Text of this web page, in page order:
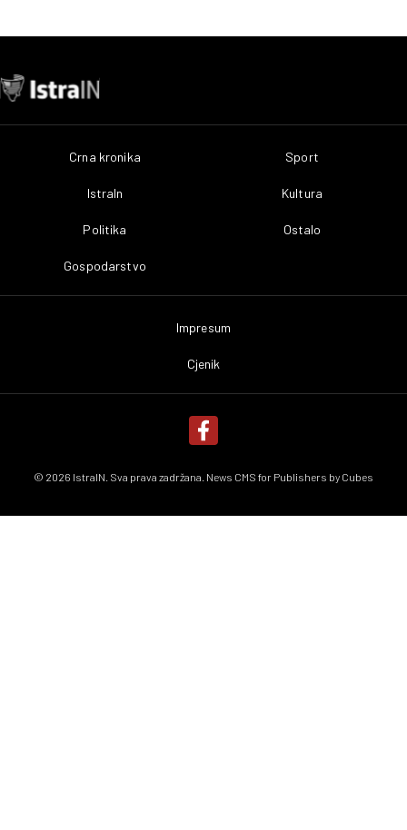
Crna kronika
IstraIn
Politika
Gospodarstvo
Sport
Kultura
Ostalo
Impresum
Cjenik
© 2026 IstraIN. Sva prava zadržana. News CMS for Publishers by Cubes